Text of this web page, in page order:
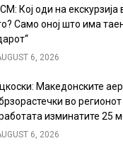
Кој оди на екскурзија
Само оној што има
6, 2026
Македонските
во
изминатите 25
6, 2026